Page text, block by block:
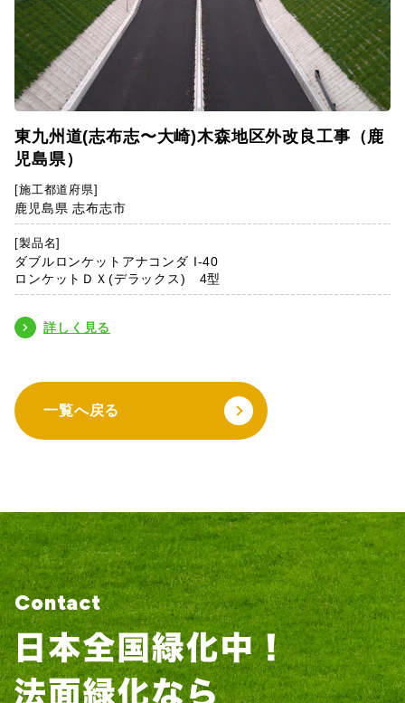
東九州道(志布志〜大崎)木森地区外改良工事（鹿
児島県）
[施工都道府県]
鹿児島県 志布志市
[製品名]
ダブルロンケットアナコンダ I-40
ロンケットＤＸ(デラックス) 4型
詳しく見る
一覧へ戻る
Contact